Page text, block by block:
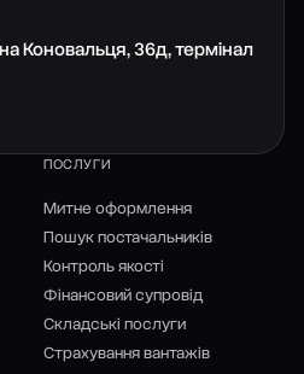
вигідною, адже наші
та знають усі
щоб імпорт не стикався з
Крім того, компанія
формуванням контейнерів і
можливість імпорту
які необхідні клієнту.
вантажу
способи доставки
Коновальця, 36д, термінал
ПОСЛУГИ
Митне оформлення
Пошук постачальників
Контроль якості
Фінансовий супровід
Складські послуги
Страхування вантажів